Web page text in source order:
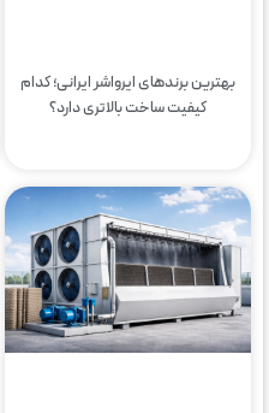
بهترین برندهای ایرواشر ایرانی؛ کدام
کیفیت ساخت بالاتری دارد؟